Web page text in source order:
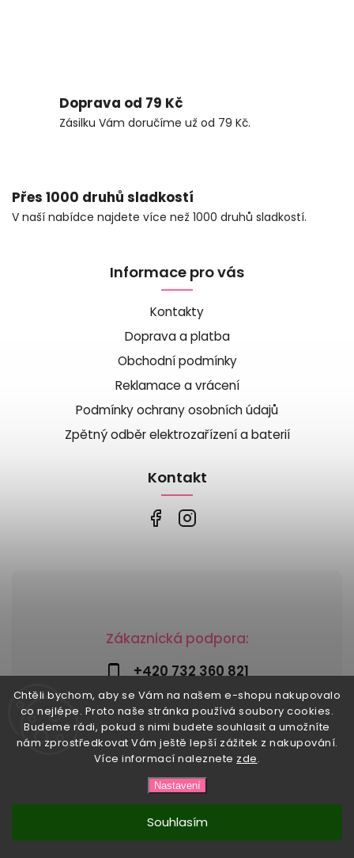
Chtěli bychom, aby se Vám na našem e-shopu nakupovalo
co nejlépe. Proto naše stránka používá soubory cookies.
Budeme rádi, pokud s nimi budete souhlasit a umožníte
nám zprostředkovat Vám ještě lepší zážitek z nakupování.
Více informací naleznete zde.
Nastavení
Souhlasím
Doprava od 79 Kč
Zásilku Vám doručíme už od 79 Kč.
Přes 1000 druhů sladkostí
V naší nabídce najdete více než 1000 druhů sladkostí.
Zákaznická podpora:
+420 732 360 821
info@risesnu.cz
Informace pro vás
Kontakty
Doprava a platba
Obchodní podmínky
Reklamace a vrácení
Podmínky ochrany osobních údajů
Zpětný odběr elektrozařízení a baterií
Kontakt
Risesnu.cz. Všechna práva vyhrazena.
Upravit nastavení cookies
Shoptet | Design